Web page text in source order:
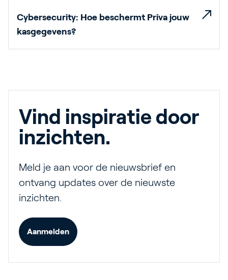
Cybersecurity: Hoe beschermt Priva jouw
kasgegevens?
Vind inspiratie door
inzichten.
Meld je aan voor de nieuwsbrief en
ontvang updates over de nieuwste
inzichten.
Aanmelden